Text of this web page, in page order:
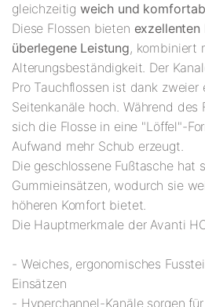
gleichzeitig weich und
Diese Flossen bieten
überlegene Leistung, kombiniert
Alterungsbeständigkeit. Der
Pro Tauchflossen ist dank
Seitenkanäle hoch. Während des
sich die Flosse in eine "Löffel"-
Aufwand mehr Schub erzeugt.
Die geschlossene Fußtasche hat
Gummieinsätzen, wodurch sie
höheren Komfort bietet.
Die Hauptmerkmale der Avanti
- Weiches, ergonomisches
Einsätzen
- Hyperchannel-Kanäle sorgen